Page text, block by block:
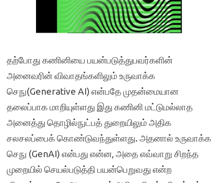
தற்போது கணினியை பயன்படுத்துபவர்களின்
அனைவரின் விவாதங்களிலும் உருவாக்க
செநு(Generative AI) என்பதே முதன்மையான
தலைப்பாக மாறியுள்ளது இது கணினி மட்டுமல்லாத
அனைத்து தொழில்நுட்பத் துறையிலும் அதிக
சலசலப்பைக் கொண்டுவந்துள்ளது. அதனால் உருவாக்க
செநு (GenAI) என்பது என்ன, அதை எவ்வாறு சிறந்த
முறையில் செயல்படுத்தி பயன்பெறுவது என்ற